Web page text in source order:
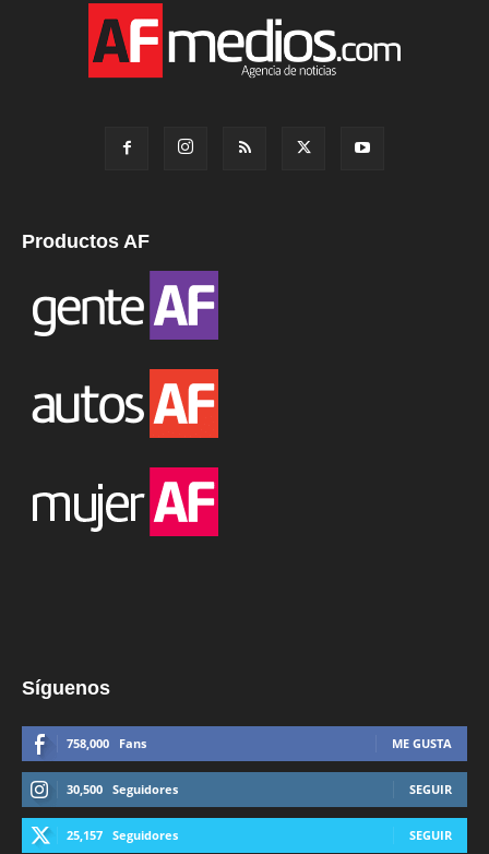
Productos AF
Síguenos
758,000 Fans ME GUSTA
30,500 Seguidores SEGUIR
25,157 Seguidores SEGUIR